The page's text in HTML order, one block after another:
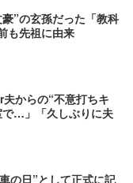
”の玄孫だった「教科
も先祖に由来
からの“不意打ちキ
で…」「久しぶりに夫
の日”として正式に記